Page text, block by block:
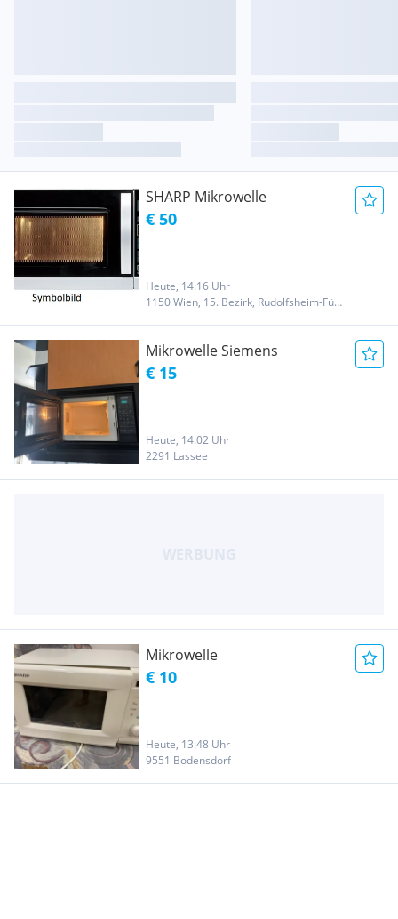
SHARP Mikrowelle
€ 50
Heute, 14:16 Uhr
1150 Wien, 15. Bezirk, Rudolfsheim-Fünfhaus
Mikrowelle Siemens
€ 15
Heute, 14:02 Uhr
2291 Lassee
Mikrowelle
€ 10
Heute, 13:48 Uhr
9551 Bodensdorf